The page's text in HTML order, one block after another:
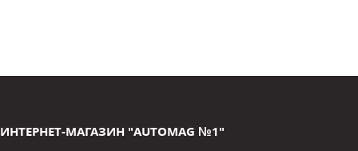
ИНТЕРНЕТ-МАГАЗИН "AUTOMAG №1"